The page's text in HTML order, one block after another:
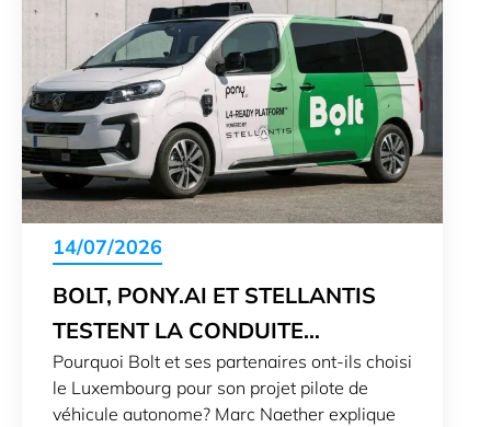
14/07/2026
BOLT, PONY.AI ET STELLANTIS
TESTENT LA CONDUITE
AUTONOME AU LUXEMBOURG
Pourquoi Bolt et ses partenaires ont-ils choisi
le Luxembourg pour son projet pilote de
véhicule autonome? Marc Naether explique